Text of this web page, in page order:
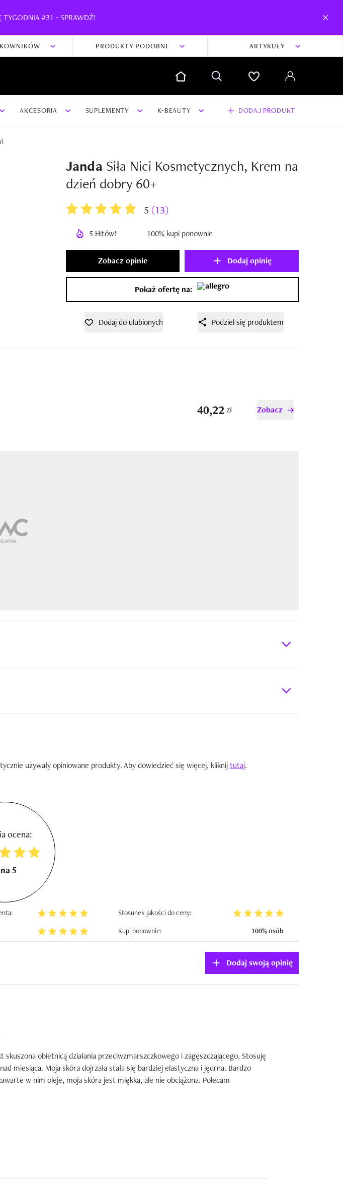
TYGODNIA #31 - SPRAWDŹ!
PRODUKTY PODOBNE ARTYKUŁY
AKCESORIA SUPLEMENTY K-BEAUTY DODAJ PRODUKT
dodaj swoją opinię i zdjęcia do produktu
Janda Siła Nici Kosmetycznych, Krem na
dzień dobry 60+
5 (13)
5 Hitów! 100% kupi ponownie
Zobacz opinie Dodaj opinię
Pokaż ofertę na:
Dodaj do ulubionych Podziel się produktem
40,22 zł Zobacz
używały opiniowane produkty. Aby dowiedzieć się więcej, kliknijtutaj.
ocena:
5
Stosunek jakości do ceny:
Kupi ponownie: 100% osób
Dodaj swoją opinię
skuszona obietnicą działania przeciwzmarszczkowego i zagęszczającego. Stosuję
miesiąca. Moja skóra dojrzała stała się bardziej elastyczna i jędrna. Bardzo
w nim oleje, moja skóra jest miękka, ale nie obciążona. Polecam